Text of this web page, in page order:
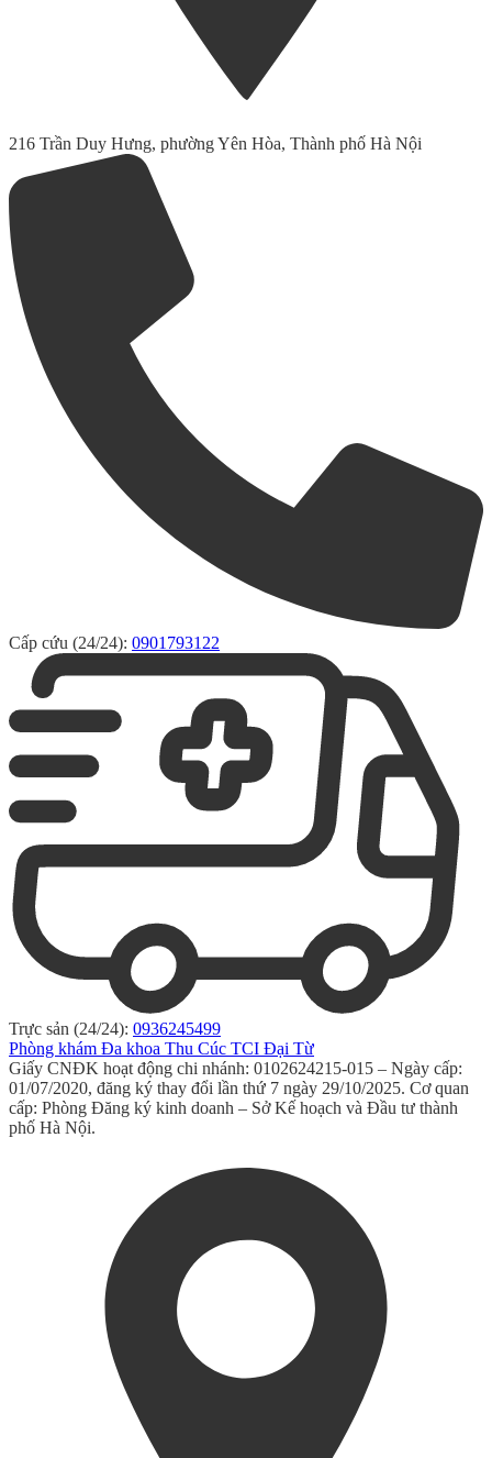
216 Trần Duy Hưng, phường Yên Hòa, Thành phố Hà Nội
Cấp cứu (24/24): 0901793122
Trực sản (24/24): 0936245499
Phòng khám Đa khoa Thu Cúc TCI Đại Từ
Giấy CNĐK hoạt động chi nhánh: 0102624215-015 – Ngày cấp:
01/07/2020, đăng ký thay đổi lần thứ 7 ngày 29/10/2025. Cơ quan
cấp: Phòng Đăng ký kinh doanh – Sở Kế hoạch và Đầu tư thành
phố Hà Nội.